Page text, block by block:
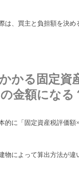
は、買主と負担額を決め
かる固定資
金額になる
的に「固定資産税評価額
物によって算出方法が違